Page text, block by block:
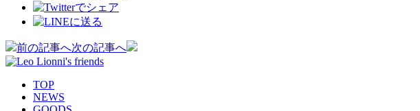
投
稿
前の記事へ次の記事へ
TOP
NEWS